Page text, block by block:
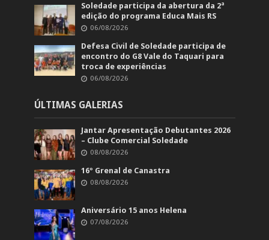
Soledade participa da abertura da 2ª
edição do programa Educa Mais RS
06/08/2026
Defesa Civil de Soledade participa de
encontro do G8 Vale do Taquari para
troca de experiências
06/08/2026
ÚLTIMAS GALERIAS
Jantar Apresentação Debutantes 2026
– Clube Comercial Soledade
08/08/2026
16º Grenal de Canastra
08/08/2026
Aniversário 15 anos Helena
07/08/2026